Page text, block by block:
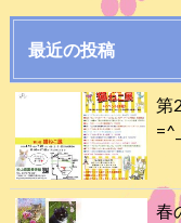
最近の投稿
第
春